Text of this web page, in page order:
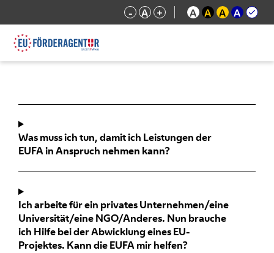
- A + A A A A
Was muss ich tun, damit ich Leistungen der
EUFA in Anspruch nehmen kann?
Ich arbeite für ein privates Unternehmen/eine
Universität/eine NGO/Anderes. Nun brauche
ich Hilfe bei der Abwicklung eines EU-
Projektes. Kann die EUFA mir helfen?